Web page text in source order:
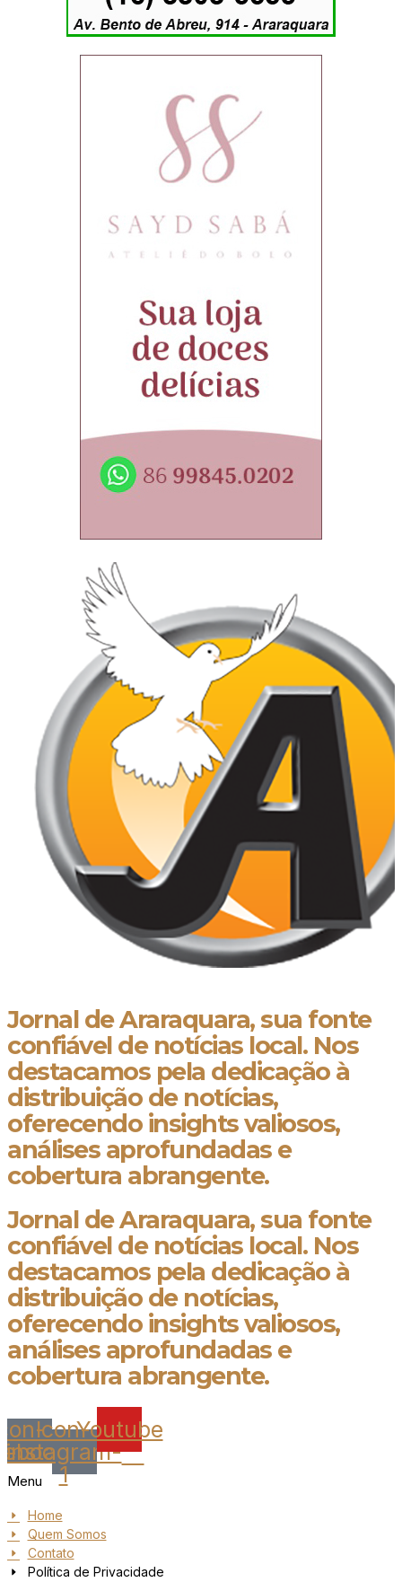
Jornal de Araraquara, sua fonte
confiável de notícias local. Nos
destacamos pela dedicação à
distribuição de notícias,
oferecendo insights valiosos,
análises aprofundadas e
cobertura abrangente.
Jornal de Araraquara, sua fonte
confiável de notícias local. Nos
destacamos pela dedicação à
distribuição de notícias,
oferecendo insights valiosos,
análises aprofundadas e
cobertura abrangente.
Icon-
instagram-
1
Youtube
Menu
Home
Quem Somos
Contato
Política de Privacidade